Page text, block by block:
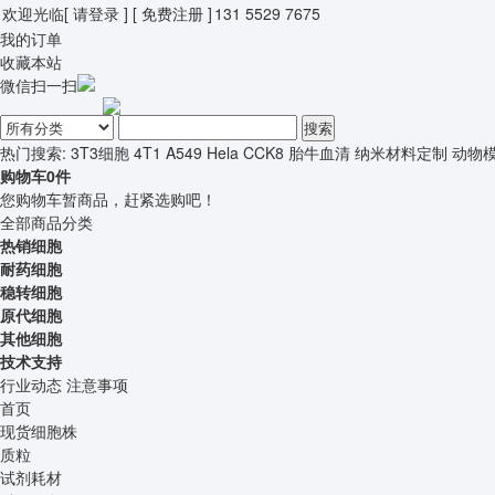
欢迎光临[ 请登录 ] [ 免费注册 ] 131 5529 7675
我的订单
收藏本站
微信扫一扫
搜索
热门搜索: 3T3细胞 4T1 A549 Hela CCK8 胎牛血清 纳米材料定制 动物
购物车0件
您购物车暂商品，赶紧选购吧！
全部商品分类
热销细胞
耐药细胞
稳转细胞
原代细胞
其他细胞
技术支持
行业动态 注意事项
首页
现货细胞株
质粒
试剂耗材